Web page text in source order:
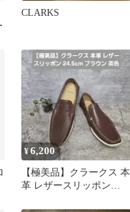
CLARKS
¥6,200
【極美品】クラークス 本
革 レザースリッポン